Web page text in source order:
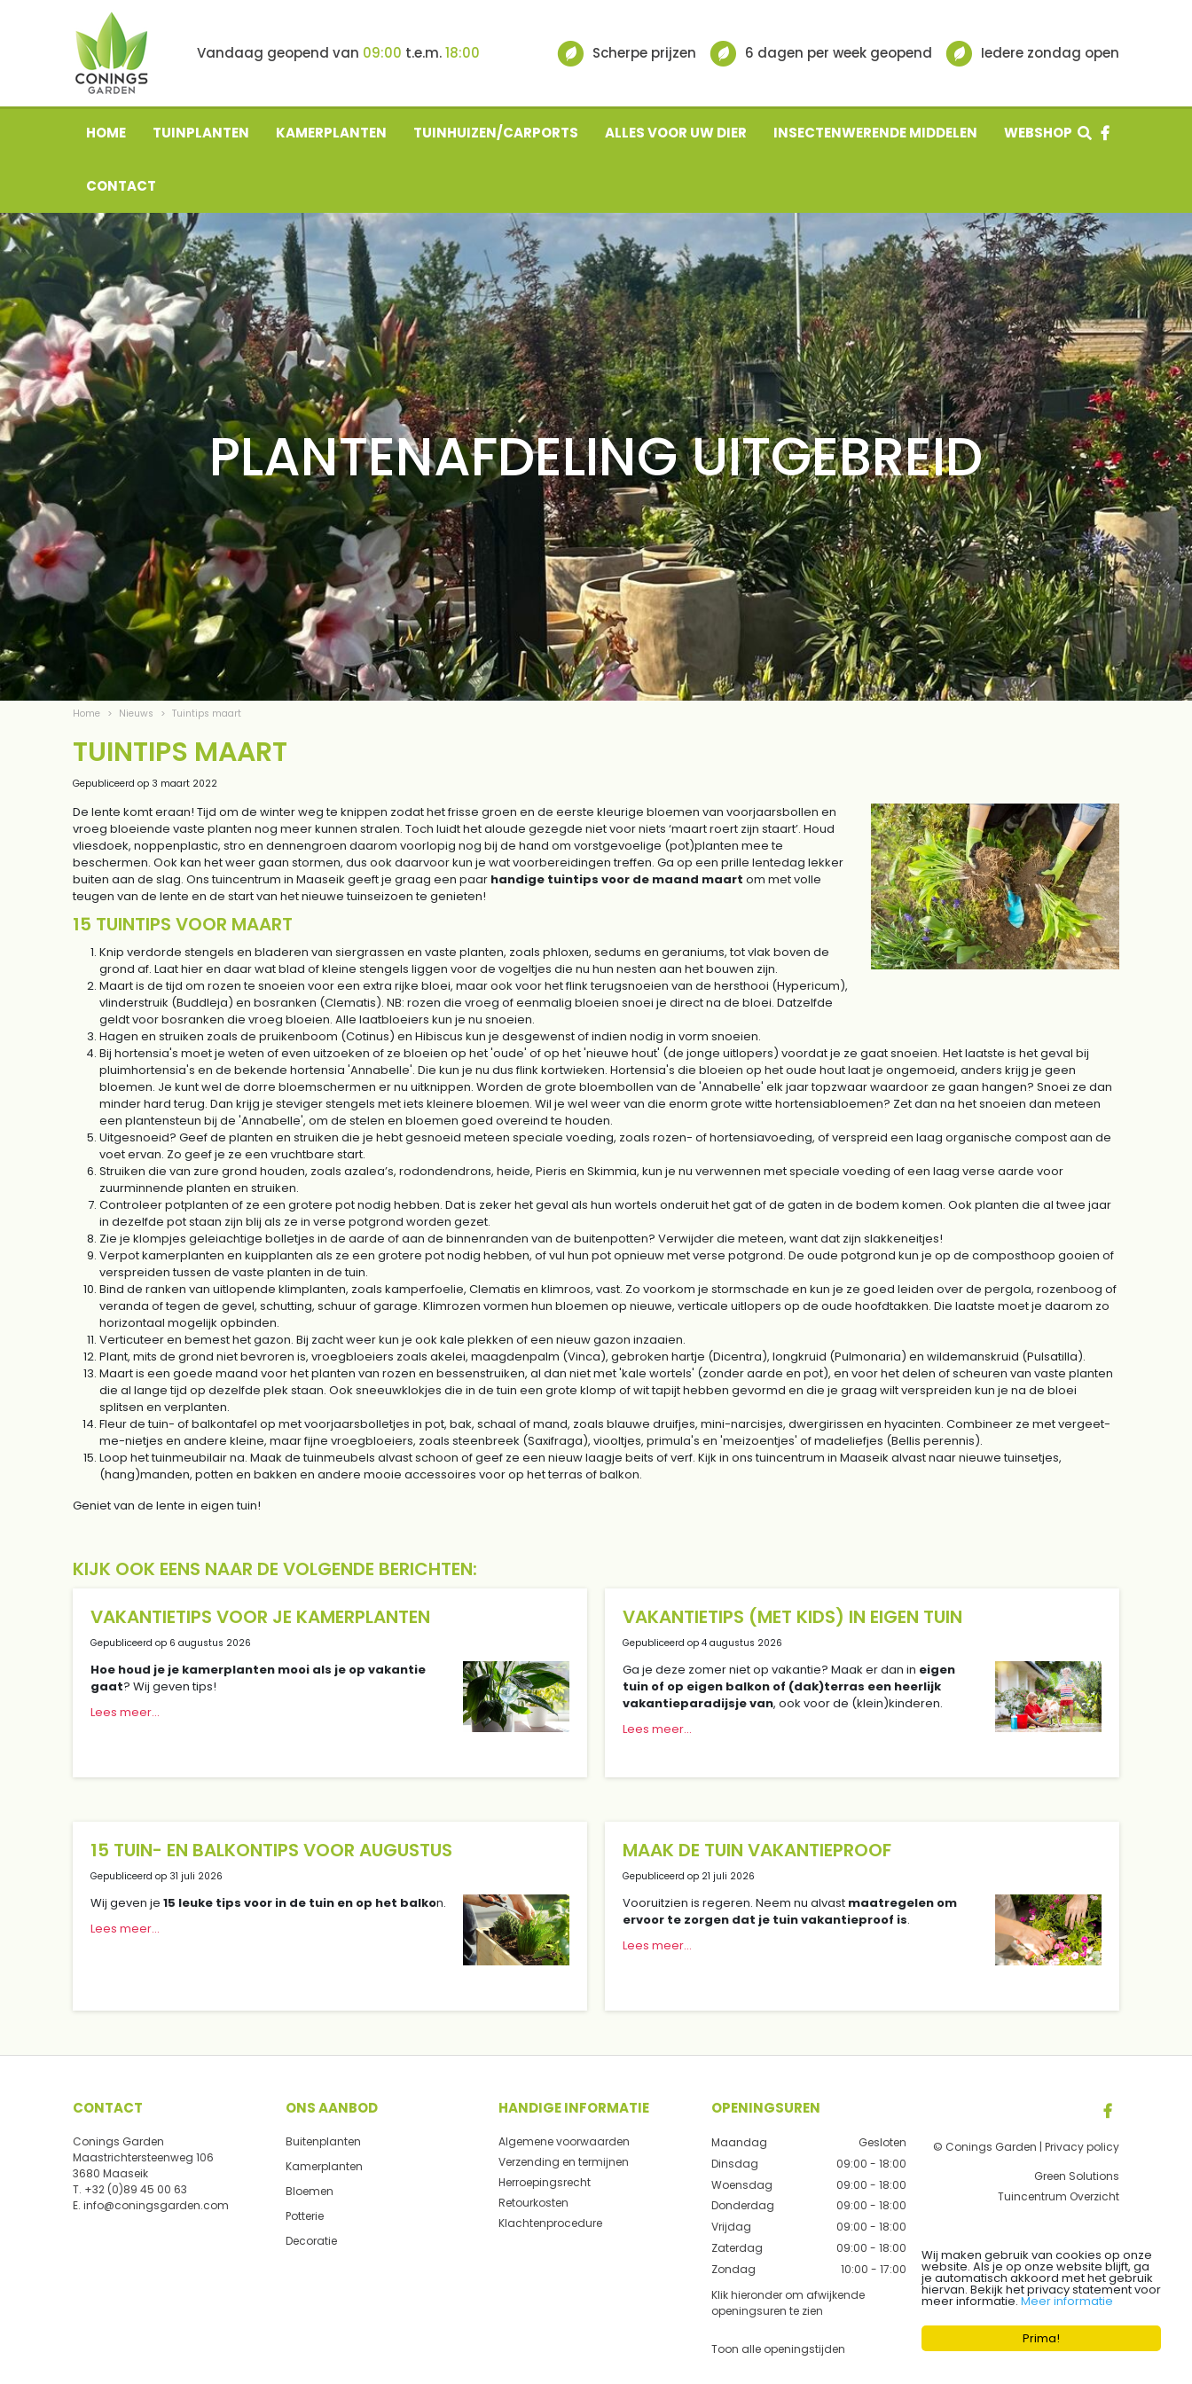
Vandaag geopend van 09:00 t.e.m.18:00 Scherpe prijzen 6 dagen per week geopend Iedere zondag open
HOME TUINPLANTEN KAMERPLANTEN TUINHUIZEN/CARPORTS ALLES VOOR UW DIER INSECTENWERENDE MIDDELEN WEBSHOP
CONTACT
PLANTENAFDELING UITGEBREID
Home > Nieuws > Tuintips maart
TUINTIPS MAART
Gepubliceerd op 3 maart 2022
De lente komt eraan! Tijd om de winter weg te knippen zodat het frisse groen en de eerste kleurige bloemen van voorjaarsbollen en
vroeg bloeiende vaste planten nog meer kunnen stralen. Toch luidt het aloude gezegde niet voor niets ‘maart roert zijn staart’. Houd
vliesdoek, noppenplastic, stro en dennengroen daarom voorlopig nog bij de hand om vorstgevoelige (pot)planten mee te
beschermen. Ook kan het weer gaan stormen, dus ook daarvoor kun je wat voorbereidingen treffen. Ga op een prille lentedag lekker
buiten aan de slag. Ons tuincentrum in Maaseik geeft je graag een paar handige tuintips voor de maand maart om met volle
teugen van de lente en de start van het nieuwe tuinseizoen te genieten!
15 TUINTIPS VOOR MAART
Knip verdorde stengels en bladeren van siergrassen en vaste planten, zoals phloxen, sedums en geraniums, tot vlak boven de
grond af. Laat hier en daar wat blad of kleine stengels liggen voor de vogeltjes die nu hun nesten aan het bouwen zijn.
Maart is de tijd om rozen te snoeien voor een extra rijke bloei, maar ook voor het flink terugsnoeien van de hersthooi (Hypericum),
vlinderstruik (Buddleja) en bosranken (Clematis). NB: rozen die vroeg of eenmalig bloeien snoei je direct na de bloei. Datzelfde
geldt voor bosranken die vroeg bloeien. Alle laatbloeiers kun je nu snoeien.
Hagen en struiken zoals de pruikenboom (Cotinus) en Hibiscus kun je desgewenst of indien nodig in vorm snoeien.
Bij hortensia's moet je weten of even uitzoeken of ze bloeien op het 'oude' of op het 'nieuwe hout' (de jonge uitlopers) voordat je ze gaat snoeien. Het laatste is het geval bij
pluimhortensia's en de bekende hortensia 'Annabelle'. Die kun je nu dus flink kortwieken. Hortensia's die bloeien op het oude hout laat je ongemoeid, anders krijg je geen
bloemen. Je kunt wel de dorre bloemschermen er nu uitknippen. Worden de grote bloembollen van de 'Annabelle' elk jaar topzwaar waardoor ze gaan hangen? Snoei ze dan
minder hard terug. Dan krijg je steviger stengels met iets kleinere bloemen. Wil je wel weer van die enorm grote witte hortensiabloemen? Zet dan na het snoeien dan meteen
een plantensteun bij de 'Annabelle', om de stelen en bloemen goed overeind te houden.
Uitgesnoeid? Geef de planten en struiken die je hebt gesnoeid meteen speciale voeding, zoals rozen- of hortensiavoeding, of verspreid een laag organische compost aan de
voet ervan. Zo geef je ze een vruchtbare start.
Struiken die van zure grond houden, zoals azalea’s, rodondendrons, heide, Pieris en Skimmia, kun je nu verwennen met speciale voeding of een laag verse aarde voor
zuurminnende planten en struiken.
Controleer potplanten of ze een grotere pot nodig hebben. Dat is zeker het geval als hun wortels onderuit het gat of de gaten in de bodem komen. Ook planten die al twee jaar
in dezelfde pot staan zijn blij als ze in verse potgrond worden gezet.
Zie je klompjes geleiachtige bolletjes in de aarde of aan de binnenranden van de buitenpotten? Verwijder die meteen, want dat zijn slakkeneitjes!
Verpot kamerplanten en kuipplanten als ze een grotere pot nodig hebben, of vul hun pot opnieuw met verse potgrond. De oude potgrond kun je op de composthoop gooien of
verspreiden tussen de vaste planten in de tuin.
Bind de ranken van uitlopende klimplanten, zoals kamperfoelie, Clematis en klimroos, vast. Zo voorkom je stormschade en kun je ze goed leiden over de pergola, rozenboog of
veranda of tegen de gevel, schutting, schuur of garage. Klimrozen vormen hun bloemen op nieuwe, verticale uitlopers op de oude hoofdtakken. Die laatste moet je daarom zo
horizontaal mogelijk opbinden.
Verticuteer en bemest het gazon. Bij zacht weer kun je ook kale plekken of een nieuw gazon inzaaien.
Plant, mits de grond niet bevroren is, vroegbloeiers zoals akelei, maagdenpalm (Vinca), gebroken hartje (Dicentra), longkruid (Pulmonaria) en wildemanskruid (Pulsatilla).
Maart is een goede maand voor het planten van rozen en bessenstruiken, al dan niet met 'kale wortels' (zonder aarde en pot), en voor het delen of scheuren van vaste planten
die al lange tijd op dezelfde plek staan. Ook sneeuwklokjes die in de tuin een grote klomp of wit tapijt hebben gevormd en die je graag wilt verspreiden kun je na de bloei
splitsen en verplanten.
Fleur de tuin- of balkontafel op met voorjaarsbolletjes in pot, bak, schaal of mand, zoals blauwe druifjes, mini-narcisjes, dwergirissen en hyacinten. Combineer ze met vergeet-
me-nietjes en andere kleine, maar fijne vroegbloeiers, zoals steenbreek (Saxifraga), viooltjes, primula's en 'meizoentjes' of madeliefjes (Bellis perennis).
Loop het tuinmeubilair na. Maak de tuinmeubels alvast schoon of geef ze een nieuw laagje beits of verf. Kijk in ons tuincentrum in Maaseik alvast naar nieuwe tuinsetjes,
(hang)manden, potten en bakken en andere mooie accessoires voor op het terras of balkon.
Geniet van de lente in eigen tuin!
KIJK OOK EENS NAAR DE VOLGENDE BERICHTEN:
VAKANTIETIPS VOOR JE KAMERPLANTEN
Gepubliceerd op 6 augustus 2026
Hoe houd je je kamerplanten mooi als je op vakantie
gaat? Wij geven tips!
Lees meer...
VAKANTIETIPS (MET KIDS) IN EIGEN TUIN
Gepubliceerd op 4 augustus 2026
Ga je deze zomer niet op vakantie? Maak er dan in eigen
tuin of op eigen balkon of (dak)terras een heerlijk
vakantieparadijsje van, ook voor de (klein)kinderen.
Lees meer...
15 TUIN- EN BALKONTIPS VOOR AUGUSTUS
Gepubliceerd op 31 juli 2026
Wij geven je 15 leuke tips voor in de tuin en op het balkon.
Lees meer...
MAAK DE TUIN VAKANTIEPROOF
Gepubliceerd op 21 juli 2026
Vooruitzien is regeren. Neem nu alvast maatregelen om
ervoor te zorgen dat je tuin vakantieproof is.
Lees meer...
CONTACT
Conings Garden
Maastrichtersteenweg 106
3680 Maaseik
T. +32 (0)89 45 00 63
E. info@coningsgarden.com
ONS AANBOD
Buitenplanten
Kamerplanten
Bloemen
Potterie
Decoratie
HANDIGE INFORMATIE
Algemene voorwaarden
Verzending en termijnen
Herroepingsrecht
Retourkosten
Klachtenprocedure
OPENINGSUREN
Maandag
Gesloten
Dinsdag
09:00 - 18:00
Woensdag
09:00 - 18:00
Donderdag
09:00 - 18:00
Vrijdag
09:00 - 18:00
Zaterdag
09:00 - 18:00
Zondag
10:00 - 17:00
Klik hieronder om afwijkende
openingsuren te zien
Toon alle openingstijden
© Conings Garden | Privacy policy
Green Solutions
Tuincentrum Overzicht
Prima!
Wij maken gebruik van cookies op onze
website. Als je op onze website blijft, ga
je automatisch akkoord met het gebruik
hiervan. Bekijk het privacy statement voor
meer informatie. Meer informatie